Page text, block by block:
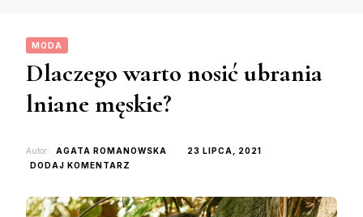
MODA
Dlaczego warto nosić ubrania
lniane męskie?
Autor: AGATA ROMANOWSKA
23 LIPCA, 2021
DODAJ KOMENTARZ
NOSIĆ